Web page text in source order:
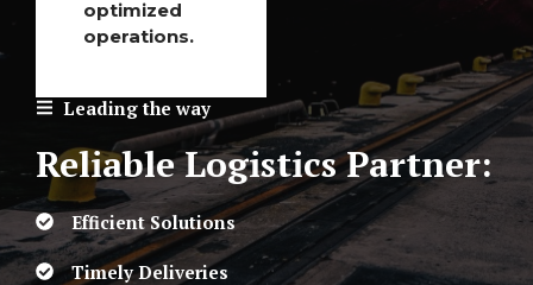
Leading the way
Reliable Logistics Partner:
Efficient Solutions
Timely Deliveries
optimized
operations.